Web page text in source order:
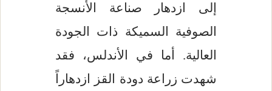
إلى ازدهار صناعة الأنسجة
الصوفية السميكة ذات الجودة
العالية. أما في الأندلس، فقد
شهدت زراعة دودة القز ازدهاراً